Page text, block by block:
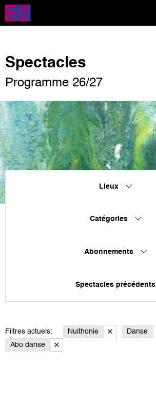
Aller
contenu
Spectacles
Programme 26/27
Lieux
Catégories
Abonnements
Spectacles précédents
Filtres actuels: Nuithonie
Danse
Abo danse